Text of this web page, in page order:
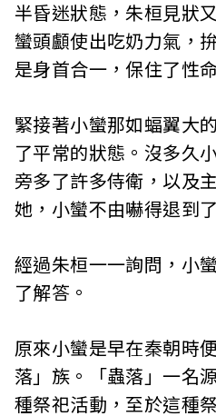
半昏迷狀態，朱桓見狀
蠻頭顱使出吃奶力氣，
是身首合一，保住了性命
緊接著小蠻那如蝠翼大
了平常的狀態。沒多久
旁多了許多侍衛，以及
她，小蠻不由嚇得退到
經過朱桓一一詢問，小
了解答。
原來小蠻是早在秦朝時
落」族。「蟲落」一名
種祭祀活動，至於這種